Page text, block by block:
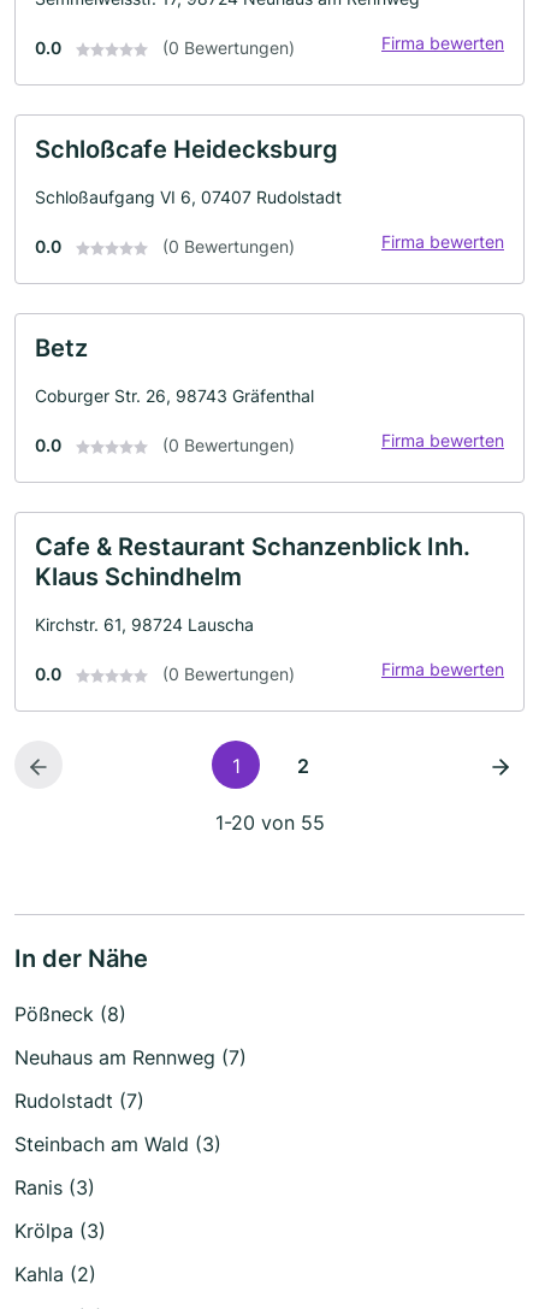
0.0 (0 Bewertungen) Firma bewerten
Schloßcafe Heidecksburg
Schloßaufgang VI 6, 07407 Rudolstadt
0.0 (0 Bewertungen) Firma bewerten
Betz
Coburger Str. 26, 98743 Gräfenthal
0.0 (0 Bewertungen) Firma bewerten
Cafe & Restaurant Schanzenblick Inh.
Klaus Schindhelm
Kirchstr. 61, 98724 Lauscha
0.0 (0 Bewertungen) Firma bewerten
1 2
1-20 von 55
In der Nähe
Pößneck (8)
Neuhaus am Rennweg (7)
Rudolstadt (7)
Steinbach am Wald (3)
Ranis (3)
Krölpa (3)
Kahla (2)